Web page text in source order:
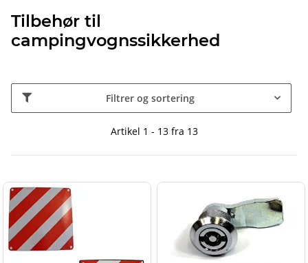
Tilbehør til
campingvognssikkerhed
Filtrer og sortering
Artikel 1 - 13 fra 13